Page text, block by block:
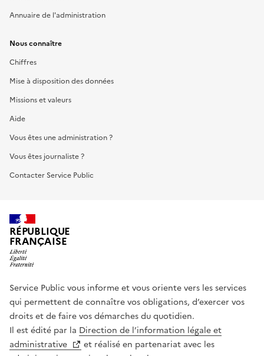
Annuaire de l'administration
Nous connaître
Chiffres
Mise à disposition des données
Missions et valeurs
Aide
Vous êtes une administration ?
Vous êtes journaliste ?
Contacter Service Public
RÉPUBLIQUE
FRANÇAISE
Service Public vous informe et vous oriente vers les services
qui permettent de connaître vos obligations, d’exercer vos
droits et de faire vos démarches du quotidien.
Il est édité par la Direction de l’information légale et
administrative
et réalisé en partenariat avec les